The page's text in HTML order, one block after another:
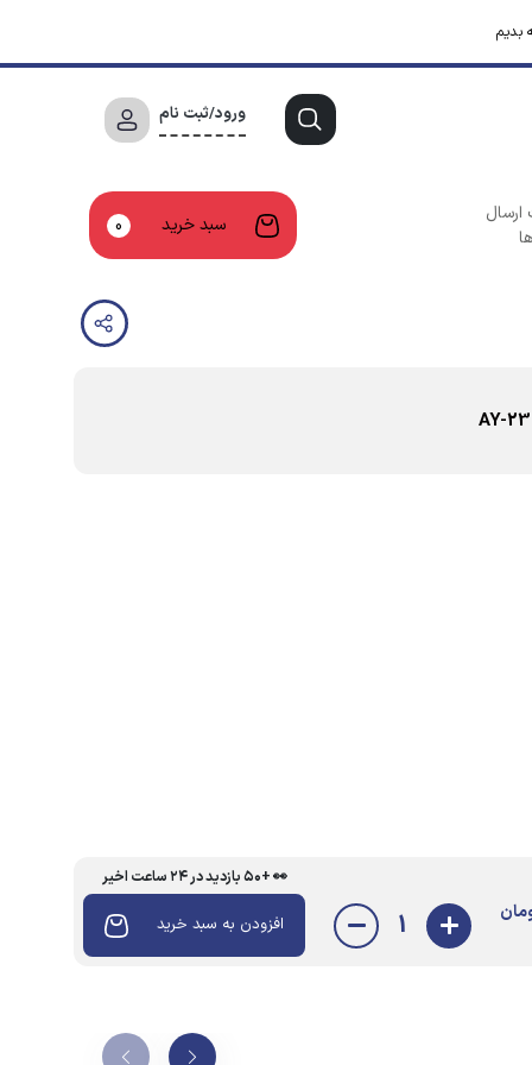
بدیم
ورود/ثبت نام
ارسال
سبد خرید 0
1
👀 +۵۰ بازدید در ۲۴ ساعت اخیر
افزودن به سبد خرید